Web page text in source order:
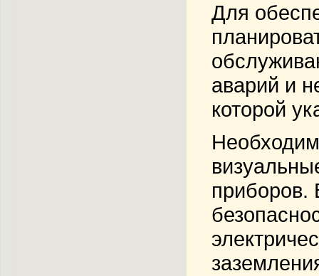
Для
аварий и
которой
приборов.